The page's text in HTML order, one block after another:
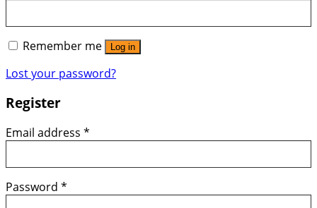
Remember me Log in
Lost your password?
Register
Email address *
Password *